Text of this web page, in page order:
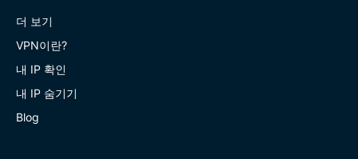
더 보기
VPN이란?
내 IP 확인
내 IP 숨기기
Blog